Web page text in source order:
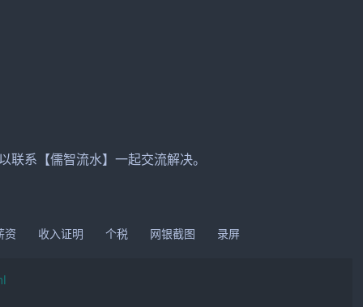
系【儒智流水】一起交流解决。
资 收入证明 个税 网银截图 录屏